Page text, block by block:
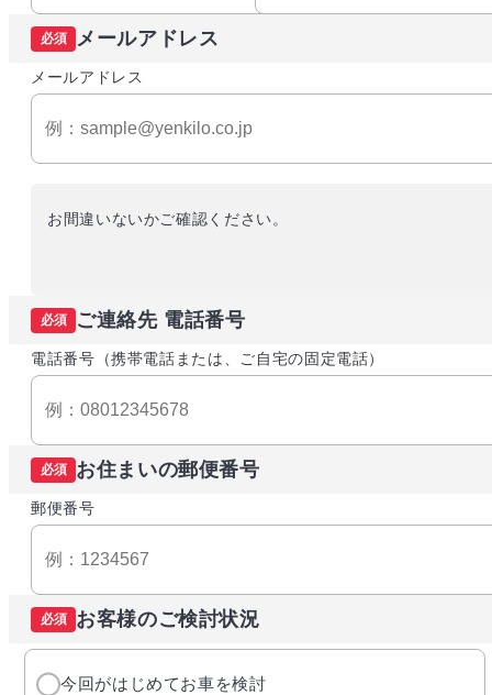
必須 メールアドレス
メールアドレス
お間違いないかご確認ください。
必須 ご連絡先 電話番号
電話番号（携帯電話または、ご自宅の固定電話）
必須 お住まいの郵便番号
郵便番号
必須 お客様のご検討状況
今回がはじめてお車を検討